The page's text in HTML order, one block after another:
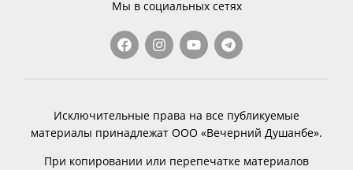
Мы в социальных сетях
Исключительные права на все публикуемые
материалы принадлежат ООО «Вечерний Душанбе».
При копировании или перепечатке материалов